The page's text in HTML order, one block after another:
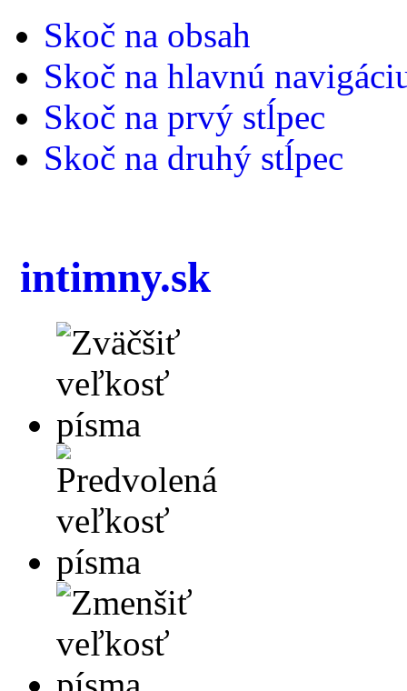
Skoč na obsah
Skoč na hlavnú
Skoč na prvý stĺpec
Skoč na druhý stĺpec
intimny.sk